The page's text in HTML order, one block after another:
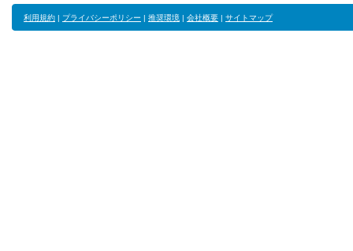
利用規約 | プライバシーポリシー | 推奨環境 | 会社概要 | サイトマップ